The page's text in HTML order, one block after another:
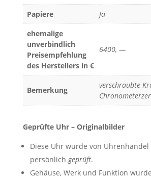
Papiere
Ja
ehemalige
unverbindlich
Preisempfehlung
des Herstellers in €
6400, —
Bemerkung
verschraubte
Geprüfte Uhr – Originalbilder
Diese Uhr wurde von
persönlichgeprüft.
Gehäuse, Werk und Funktion